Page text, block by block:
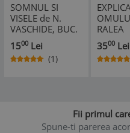
SOMNUL SI
VISELE de N.
VASCHIDE, BUC.
1977
1500 Lei
(1)
RALEA
3500 Lei
Fii primul
Spune-ti parerea